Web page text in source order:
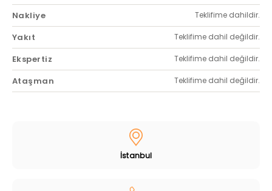
Nakliye Teklifime dahildir.
Yakıt Teklifime dahil değildir.
Ekspertiz Teklifime dahil değildir.
Ataşman Teklifime dahil değildir.
İstanbul